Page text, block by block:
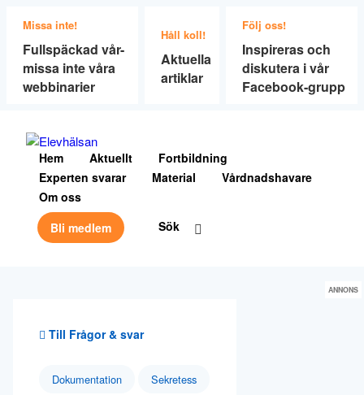
Missa inte!
Fullspäckad vår-
missa inte våra
webbinarier
Håll koll!
Aktuella
artiklar
Följ oss!
Inspireras och
diskutera i vår
Facebook-grupp
Hem Aktuellt
Fortbildning
Experten svarar
Material
Vårdnadshavare
Om oss
Bli medlem
Sök
Till Frågor & svar
Dokumentation Sekretess
ANNONS